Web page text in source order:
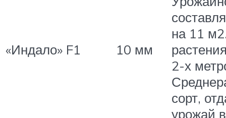
«Индало» F1 10 мм
на 11
2-х
сорт,
урожай в